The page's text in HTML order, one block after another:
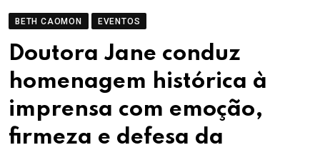
BETH CAOMON EVENTOS
Doutora Jane conduz
homenagem histórica à
imprensa com emoção,
firmeza e defesa da